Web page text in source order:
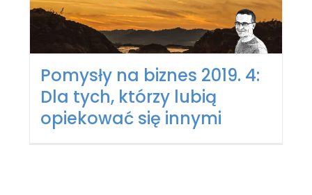
Pomysły na biznes 2019. 4:
Dla tych, którzy lubią
opiekować się innymi